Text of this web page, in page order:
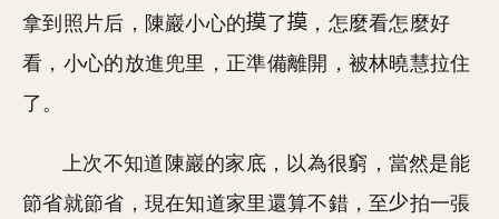
拿到照片后，陳巖小心的
了
，怎麼看怎麼好
看，小心的放進兜里，正準備離開，被林曉慧拉住
了。
上次不知道陳巖的家底，以為很窮，當然是能
節省就節省，現在知道家里還算不錯，至
拍一張